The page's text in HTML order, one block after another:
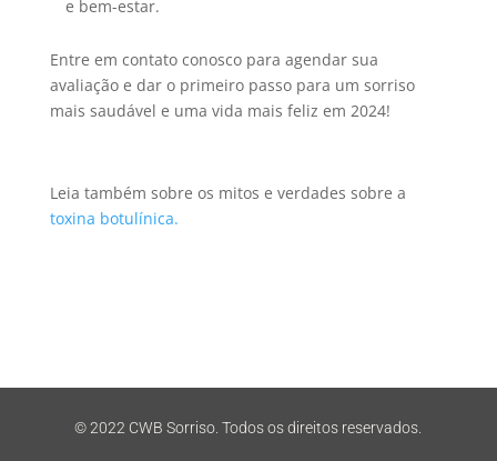
e bem-estar.
Entre em contato conosco para agendar sua
avaliação e dar o primeiro passo para um sorriso
mais saudável e uma vida mais feliz em 2024!
Leia também sobre os mitos e verdades sobre a
toxina botulínica.
© 2022 CWB Sorriso. Todos os direitos reservados.